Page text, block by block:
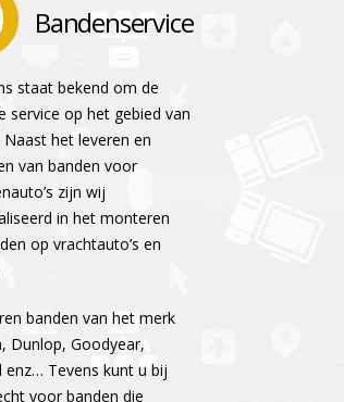
Bandenservice
staat bekend om de
service op het gebied van
Naast het leveren en
van banden voor
zijn wij
in het monteren
op vrachtauto’s en
banden van het merk
Dunlop, Goodyear,
enz… Tevens kunt u bij
voor banden die